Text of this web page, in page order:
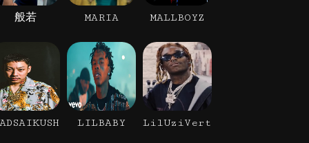
般若 MARIA MALLBOYZ
LILBABY LilUziVert